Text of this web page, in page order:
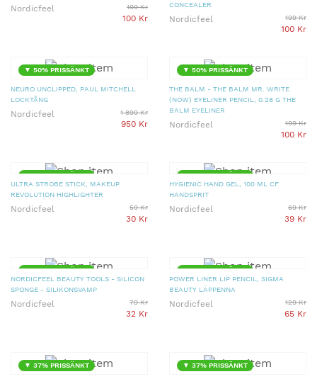
Nordicfeel 199 Kr
100 Kr
CONCEALER
Nordicfeel 199 Kr
100 Kr
▼ 50% PRISSÄNKT
NEURO UNCLIPPED, PAUL MITCHELL
LOCKTÅNG
Nordicfeel 1 899 Kr
950 Kr
▼ 50% PRISSÄNKT
THE BALM - THE BALM MR. WRITE
(NOW) EYELINER PENCIL, 0.28 G THE
BALM EYELINER
Nordicfeel 199 Kr
100 Kr
▼ 49% PRISSÄNKT
ULTRA STROBE STICK, MAKEUP
REVOLUTION HIGHLIGHTER
Nordicfeel 59 Kr
30 Kr
▼ 43% PRISSÄNKT
HYGIENIC HAND GEL, 100 ML CF
HANDSPRIT
Nordicfeel 69 Kr
39 Kr
▼ 42% PRISSÄNKT
NORDICFEEL BEAUTY TOOLS - SILICON
SPONGE - SILIKONSVAMP
Nordicfeel 79 Kr
32 Kr
▼ 37% PRISSÄNKT
POWER LINER LIP PENCIL, SIGMA
BEAUTY LÄPPENNA
Nordicfeel 129 Kr
65 Kr
▼ 37% PRISSÄNKT ▼ 37% PRISSÄNKT